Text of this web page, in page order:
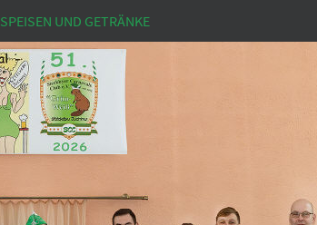
SPEISEN UND GETRÄNKE